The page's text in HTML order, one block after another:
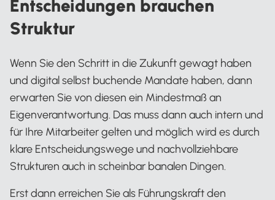
Entscheidungen brauchen
Struktur
Wenn Sie den Schritt in die Zukunft gewagt haben
und digital selbst buchende Mandate haben, dann
erwarten Sie von diesen ein Mindestmaß an
Eigenverantwortung. Das muss dann auch intern und
für Ihre Mitarbeiter gelten und möglich wird es durch
klare Entscheidungswege und nachvollziehbare
Strukturen auch in scheinbar banalen Dingen.
Erst dann erreichen Sie als Führungskraft den